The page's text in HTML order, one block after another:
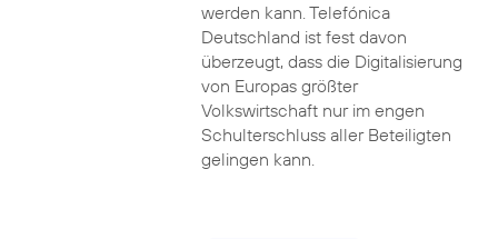
werden kann. Telefónica
Deutschland ist fest davon
überzeugt, dass die Digitalisierung
von Europas größter
Volkswirtschaft nur im engen
Schulterschluss aller Beteiligten
gelingen kann.